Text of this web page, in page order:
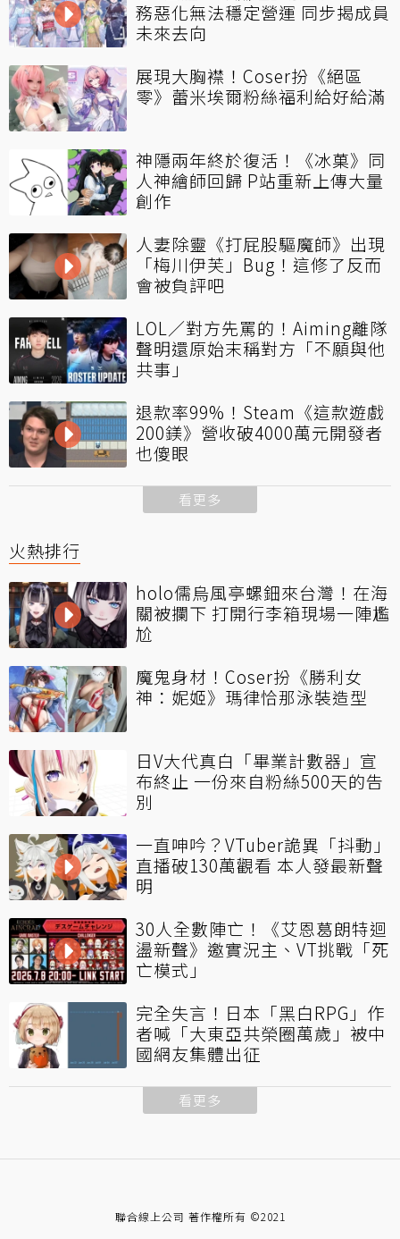
務惡化無法穩定營運 同步揭成員
未來去向
展現大胸襟！Coser扮《絕區
零》蕾米埃爾粉絲福利給好給滿
神隱兩年終於復活！《冰菓》同
人神繪師回歸 P站重新上傳大量
創作
人妻除靈《打屁股驅魔師》出現
「梅川伊芙」Bug！這修了反而
會被負評吧
LOL／對方先罵的！Aiming離隊
聲明還原始末稱對方「不願與他
共事」
退款率99%！Steam《這款遊戲
200鎂》營收破4000萬元開發者
也傻眼
看更多
火熱排行
holo儒烏風亭螺鈿來台灣！在海
關被攔下 打開行李箱現場一陣尷
尬
魔鬼身材！Coser扮《勝利女
神：妮姬》瑪律恰那泳裝造型
日V大代真白「畢業計數器」宣
布終止 一份來自粉絲500天的告
別
一直呻吟？VTuber詭異「抖動」
直播破130萬觀看 本人發最新聲
明
30人全數陣亡！《艾恩葛朗特迴
盪新聲》邀實況主、VT挑戰「死
亡模式」
完全失言！日本「黑白RPG」作
者喊「大東亞共榮圈萬歲」被中
國網友集體出征
看更多
聯合線上公司 著作權所有 ©2021